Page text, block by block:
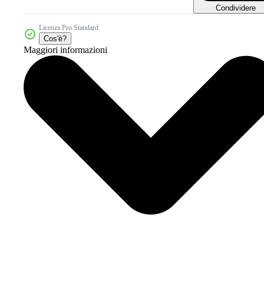
Condividere
Licenza Pro Standard
Cos'è?
Maggiori informazioni